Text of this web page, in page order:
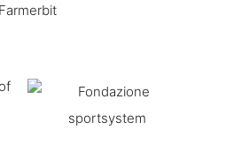
Farmerbit